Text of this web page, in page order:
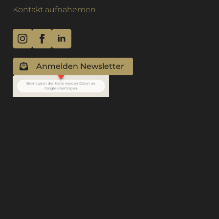
Kontakt aufnahemen
Anmelden Newsletter
Beim Laden der Karte werden Daten an
Google übertragen.